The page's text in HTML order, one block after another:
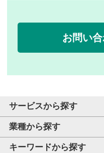
お問い
サービスから探す
業種から探す
キーワードから探す